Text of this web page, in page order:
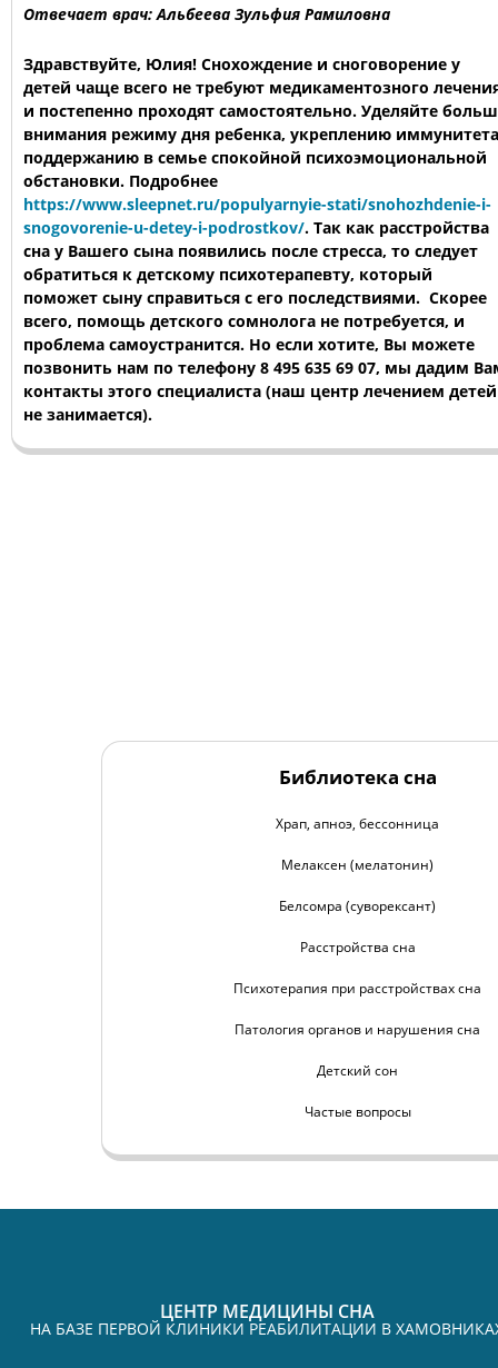
Отвечает врач: Альбеева Зульфия Рамиловна
Здравствуйте, Юлия! Снохождение и сноговорение у
детей чаще всего не требуют медикаментозного
и постепенно проходят самостоятельно. Уделяйте
внимания режиму дня ребенка, укреплению
поддержанию в семье спокойной психоэмоциональной
обстановки. Подробнее
https://www.sleepnet.ru/populyarnyie-stati/snohozhdenie-i-
snogovorenie-u-detey-i-podrostkov/. Так как расстройства
сна у Вашего сына появились после стресса, то следует
обратиться к детскому психотерапевту, который
поможет сыну справиться с его последствиями. Скорее
всего, помощь детского сомнолога не потребуется, и
проблема самоустранится. Но если хотите, Вы можете
позвонить нам по телефону 8 495 635 69 07, мы дадим
контакты этого специалиста (наш центр лечением детей
не занимается).
Библиотека сна
Храп, апноэ, бессонница
Мелаксен (мелатонин)
Белсомра (суворексант)
Расстройства сна
Психотерапия при расстройствах сна
Патология органов и нарушения сна
Детский сон
Частые вопросы
ЦЕНТР МЕДИЦИНЫ СНА
НА БАЗЕ ПЕРВОЙ КЛИНИКИ РЕАБИЛИТАЦИИ В